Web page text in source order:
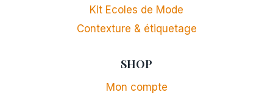
Kit Ecoles de Mode
Contexture & étiquetage
SHOP
Mon compte